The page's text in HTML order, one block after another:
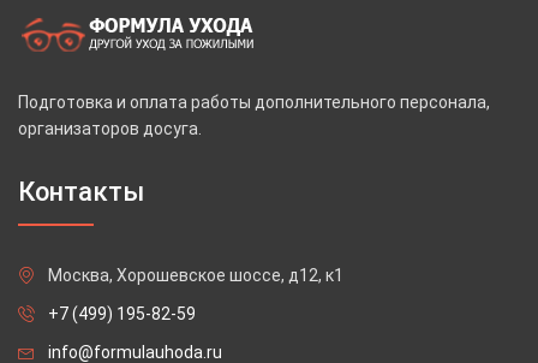
Подготовка и оплата работы дополнительного персонала,
организаторов досуга.
Контакты
Москва, Хорошевское шоссе, д12, к1
+7 (499) 195-82-59
info@formulauhoda.ru